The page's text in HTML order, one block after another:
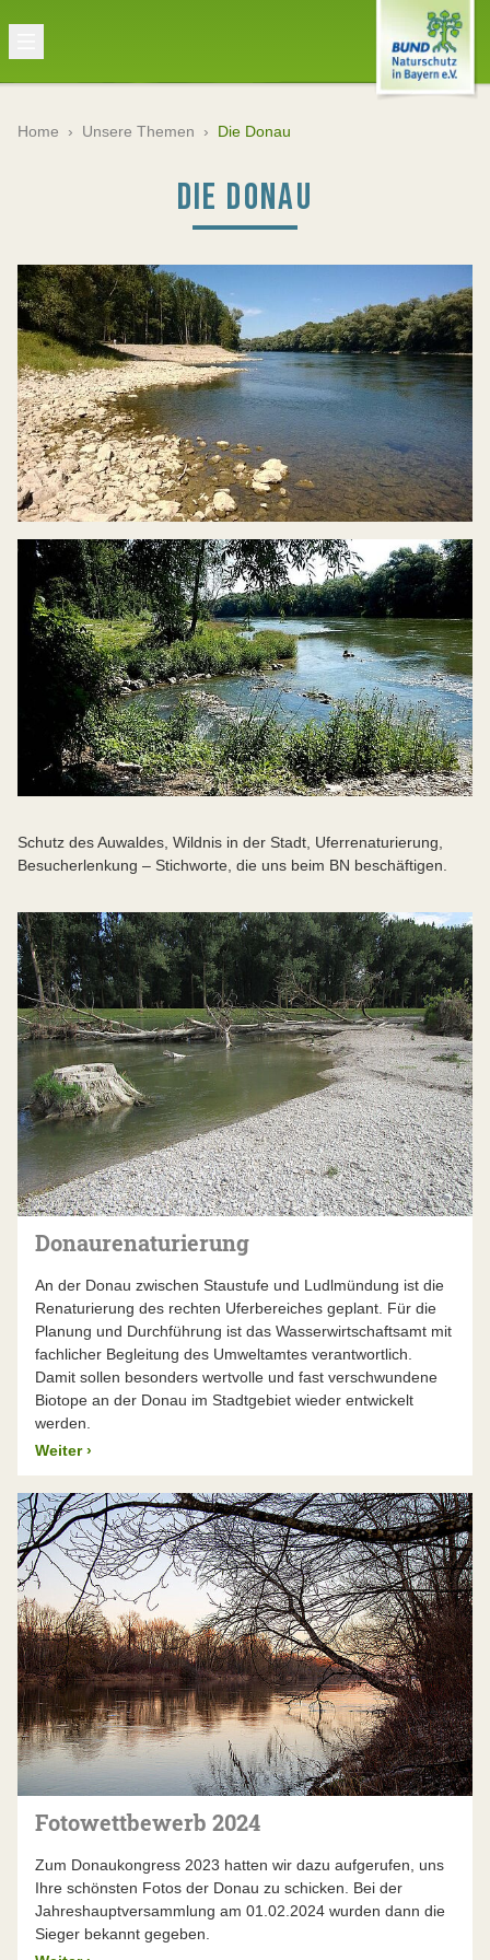
Home › Unsere Themen › Die Donau
DIE DONAU
Schutz des Auwaldes, Wildnis in der Stadt, Uferrenaturierung,
Besucherlenkung – Stichworte, die uns beim BN beschäftigen.
Donaurenaturierung
An der Donau zwischen Staustufe und Ludlmündung ist die
Renaturierung des rechten Uferbereiches geplant. Für die
Planung und Durchführung ist das Wasserwirtschaftsamt mit
fachlicher Begleitung des Umweltamtes verantwortlich.
Damit sollen besonders wertvolle und fast verschwundene
Biotope an der Donau im Stadtgebiet wieder entwickelt
werden.
Weiter ›
Fotowettbewerb 2024
Zum Donaukongress 2023 hatten wir dazu aufgerufen, uns
Ihre schönsten Fotos der Donau zu schicken. Bei der
Jahreshauptversammlung am 01.02.2024 wurden dann die
Sieger bekannt gegeben.